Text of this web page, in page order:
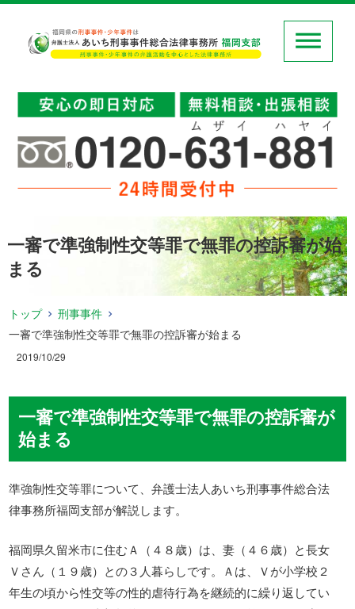
一審で準強制性交等罪で無罪の控訴審が始
まる
トップ
刑事事件
一審で準強制性交等罪で無罪の控訴審が始まる
2019/10/29
一審で準強制性交等罪で無罪の控訴審が
始まる
準強制性交等罪について、弁護士法人あいち刑事事件総合法
律事務所福岡支部が解説します。
福岡県久留米市に住むＡ（４８歳）は、妻（４６歳）と長女
Ｖさん（１９歳）との３人暮らしです。Ａは、Ｖが小学校２
年生の頃から性交等の性的虐待行為を継続的に繰り返してい